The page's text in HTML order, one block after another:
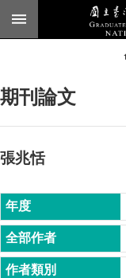
跳到主要內容區塊
臺
頁
公
告
本
所
期刊論文
張兆恬